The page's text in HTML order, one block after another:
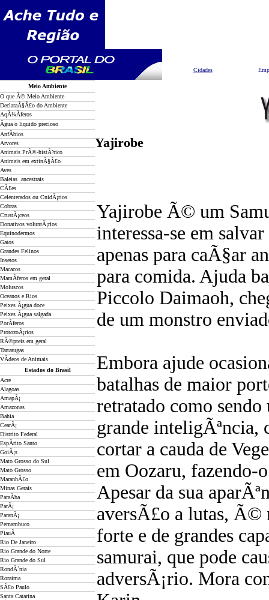
Cidades
Meio Ambiente
O que Ã© Meio Ambiente
DeclaraÃ§Ã£o do Ambiente
AqÃ¼Ã­feros
Ãgua o liquido precioso
AnfÃ­bios
Arvores
Animais PrÃ©-histÃ³rico
Animais em extinÃ§Ã£o
Aves
Baleias ancestrais
CÃ£es
Celenterados ou CnidÃ¡rios
Cobras
CrustÃ¡ceos
Donativos voluntÃ¡rios
Equinodermos
Gatos
Grandes Felinos
Insetos
Macacos
MamÃ­feros em geral
Moluscos
Oceanos e Rios
Peixes Ã¡gua doce
Peixes Ã¡gua salgada
PorÃ­feros
ProtozoÃ¡rios
RÃ©pteis em geral
Tartarugas
VÃ­deos de Animais
Estados do Brasil
Acre
Alagoas
AmapÃ¡
Amazonas
Bahia
CearÃ¡
Distrito Federal
EspÃ­rito Santo
GoiÃ¡s
Mato Grosso do Sul
Mato Grosso
MaranhÃ£o
Minas Gerais
ParaÃ­ba
ParÃ¡
ParanÃ¡
Pernambuco
PiauÃ­
Rio De Janeiro
Rio Grande do Norte
Rio Grande do Sul
RondÃ´nia
Roraima
SÃ£o Paulo
Santa Catarina
Yajirobe
Yajirobe Ã© um
interessa-se em
apenas para caÃ§ar
para comida. Ajuda
Piccolo Daimaoh,
de um monstro
Embora ajude
batalhas de maior
retratado como
grande inteligÃªncia,
cortar a cauda de
em Oozaru, fazendo-
Apesar da sua
aversÃ£o a lutas, Ã©
forte e de grandes
samurai, que pode
adversÃ¡rio. Mora